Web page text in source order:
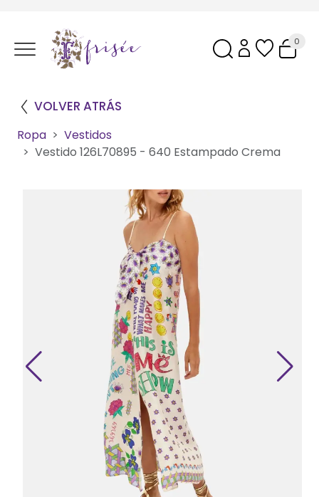
0
VOLVER ATRÁS
Ropa
Vestidos
Vestido 126L70895 - 640 Estampado Crema